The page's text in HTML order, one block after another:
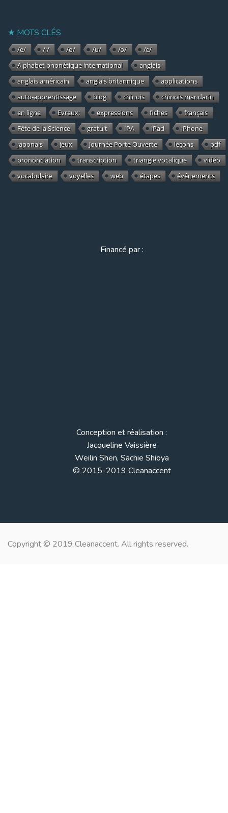
MOTS CLÉS
/e/ /i/ /o/ /u/ /ɔ/
/ɛ/
Alphabet phonétique international
anglais
anglais américain
anglais britannique
applications
auto-apprentissage
blog chinois
chinois mandarin
en ligne
Evreux; expressions fiches
français
Fête de la Science
gratuit IPA iPad
iPhone
japonais
jeux Journée Porte Ouverte leçons
pdf
prononciation
transcription triangle vocalique
vidéo
vocabulaire
voyelles web étapes événements
Financé par :
Conception et réalisation :
Jacqueline Vaissière
Weilin Shen, Sachie Shioya
© 2015-2019 Cleanaccent
Copyright © 2019 Cleanaccent. All rights reserved.